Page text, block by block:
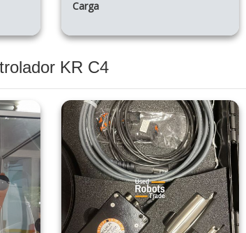
Carga
KR C4